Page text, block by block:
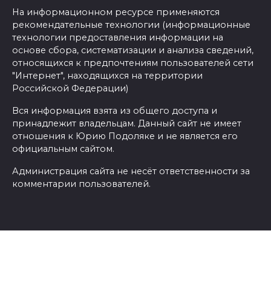
На информационном ресурсе применяются
рекомендательные технологии (информационные
технологии предоставления информации на
основе сбора, систематизации и анализа сведений,
относящихся к предпочтениям пользователей сети
"Интернет", находящихся на территории
Российской Федерации)
Вся информация взята из общего доступа и
принадлежит владельцам. Данный сайт не имеет
отношения к Юрию Подоляке и не является его
официальным сайтом.
Администрация сайта не несёт ответственности за
комментарии пользователей.